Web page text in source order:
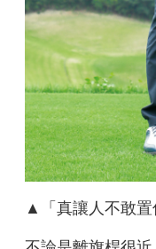
▲「真讓人不敢置